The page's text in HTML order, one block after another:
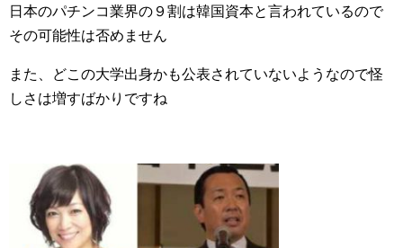
日本のパチンコ業界の９割は韓国資本と言われているので
その可能性は否めません
また、どこの大学出身かも公表されていないようなので怪
しさは増すばかりですね